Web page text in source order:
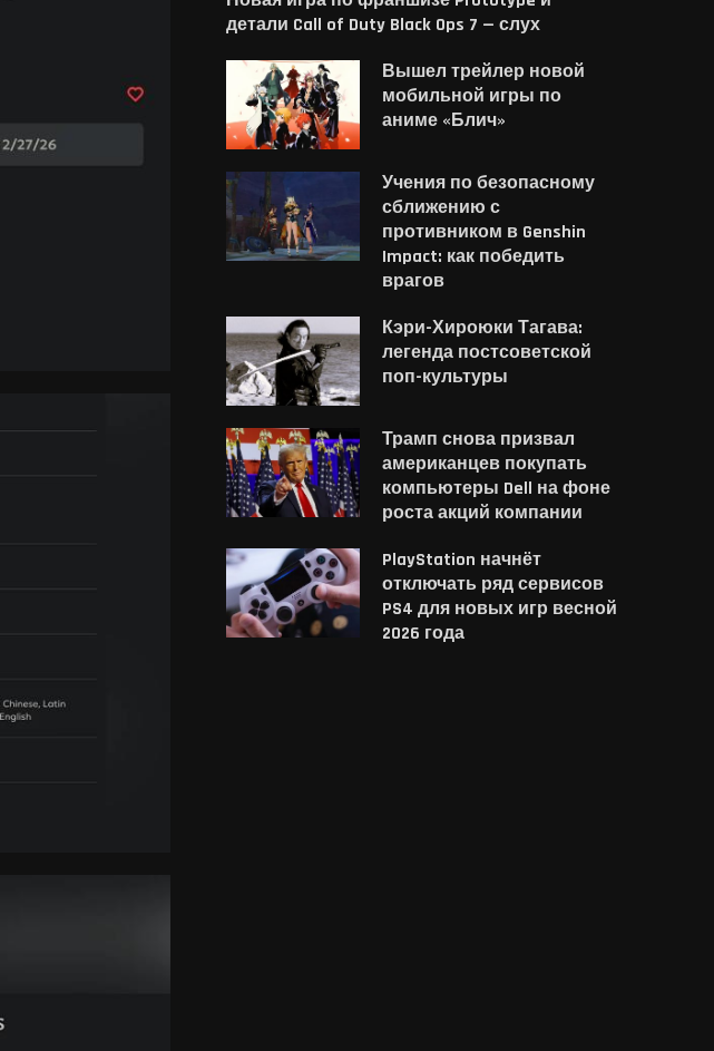
детали Call of Duty Black Ops 7 — слух
Вышел трейлер новой
мобильной игры по
аниме «Блич»
Учения по безопасному
сближению с
противником в Genshin
Impact: как победить
врагов
Кэри-Хироюки Тагава:
легенда постсоветской
поп-культуры
Трамп снова призвал
американцев покупать
компьютеры Dell на фоне
роста акций компании
PlayStation начнёт
отключать ряд сервисов
PS4 для новых игр весной
2026 года